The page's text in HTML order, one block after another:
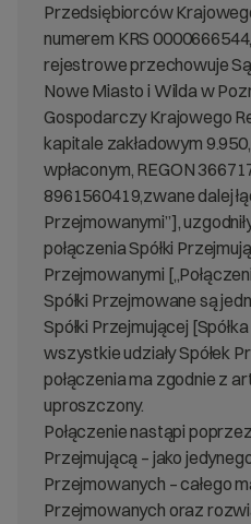
Przedsiębiorców
numerem KRS
rejestrowe przechowuje
Nowe Miasto i Wilda w
Gospodarczy Krajowego
kapitale zakładowym
wpłaconym, REGON
8961560419,zwane dalej
Przejmowanymi”],
połączenia Spółki
Przejmowanymi
Spółki Przejmowane są
Spółki Przejmującej
wszystkie udziały Spółek
połączenia ma zgodnie z
uproszczony.
Połączenie nastąpi
Przejmującą – jako
Przejmowanych – całego
Przejmowanych oraz